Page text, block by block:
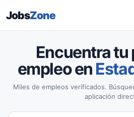
JobsZone
Encuentra tu
empleo en
Miles de empleos verificados.
aplicación